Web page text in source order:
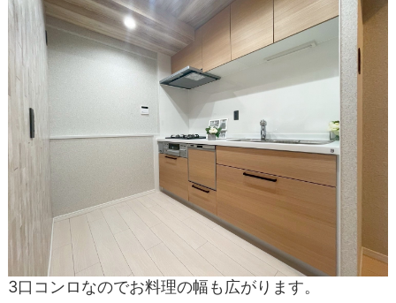
3口コンロなのでお料理の幅も広がります。